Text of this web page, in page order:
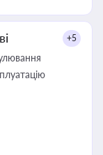
+5